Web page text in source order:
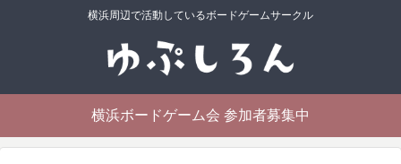
横浜周辺で活動しているボードゲームサークル
横浜ボードゲーム会 参加者募集中